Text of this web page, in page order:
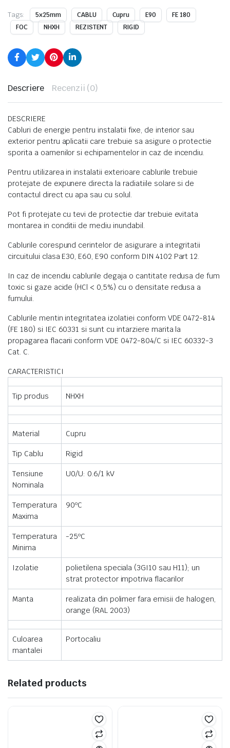
Tags: 5x25mm CABLU Cupru E90
FE 180
FOC
NHXH REZISTENT RIGID
Descriere Recenzii (0)
DESCRIERE
Cabluri de energie pentru instalatii fixe, de interior sau
exterior pentru aplicatii care trebuie sa asigure o protectie
sporita a oamenilor si echipamentelor in caz de incendiu.
Pentru utilizarea in instalatii exterioare cablurile trebuie
protejate de expunere directa la radiatiile solare si de
contactul direct cu apa sau cu solul.
Pot fi protejate cu tevi de protectie dar trebuie evitata
montarea in conditii de mediu inundabil.
Cablurile corespund cerintelor de asigurare a integritatii
circuitului clasa E30, E60, E90 conform DIN 4102 Part 12.
In caz de incendiu cablurile degaja o cantitate redusa de fum
toxic si gaze acide (HCl < 0,5%) cu o densitate redusa a
fumului.
Cablurile mentin integritatea izolatiei conform VDE 0472-814
(FE 180) si IEC 60331 si sunt cu intarziere marita la
propagarea flacarii conform VDE 0472-804/C si IEC 60332-3
Cat. C.
CARACTERISTICI
Tip produs NHXH
Material Cupru
Tip Cablu Rigid
Tensiune
Nominala
U0/U: 0.6/1 kV
Temperatura
Maxima
90ºC
Temperatura
Minima
-25ºC
Izolatie
polietilena speciala (3GI10 sau H11); un
strat protector impotriva flacarilor
Manta
realizata din polimer fara emisii de halogen,
orange (RAL 2003)
Culoarea
mantalei
Portocaliu
Related products